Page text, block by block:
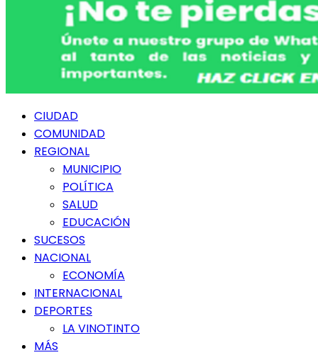
Menú
principal
CIUDAD
COMUNIDAD
REGIONAL
MUNICIPIO
POLÍTICA
SALUD
EDUCACIÓN
SUCESOS
NACIONAL
ECONOMÍA
INTERNACIONAL
DEPORTES
LA VINOTINTO
MÁS